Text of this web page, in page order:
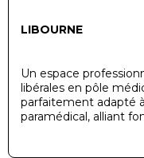
LIBOURNE
Un espace
libérales en pôle
parfaitement adapté
paramédical, alliant